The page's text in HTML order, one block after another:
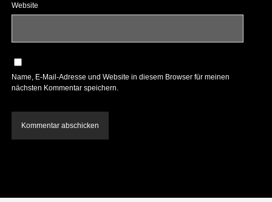
Website
Name, E-Mail-Adresse und Website in diesem Browser für meinen
nächsten Kommentar speichern.